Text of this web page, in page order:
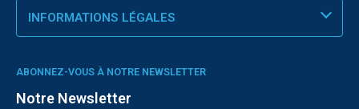
INFORMATIONS LÉGALES
ABONNEZ-VOUS À NOTRE NEWSLETTER
Notre Newsletter